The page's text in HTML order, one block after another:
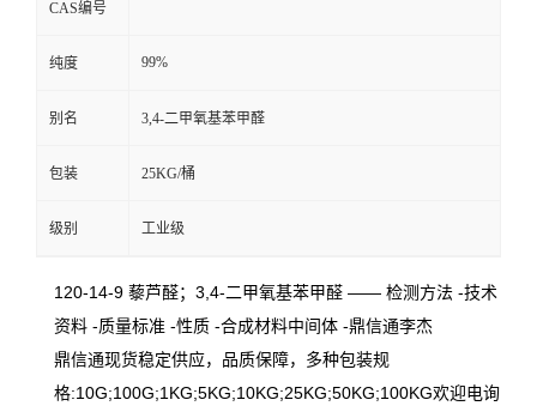
CAS编号
纯度 99%
别名 3,4-二甲氧基苯甲醛
包装 25KG/桶
级别 工业级
120-14-9 藜芦醛；3,4-二甲氧基苯甲醛 —— 检测方法 -技术
资料 -质量标准 -性质 -合成材料中间体 -鼎信通李杰
鼎信通现货稳定供应，品质保障，多种包装规
格:10G;100G;1KG;5KG;10KG;25KG;50KG;100KG欢迎电询